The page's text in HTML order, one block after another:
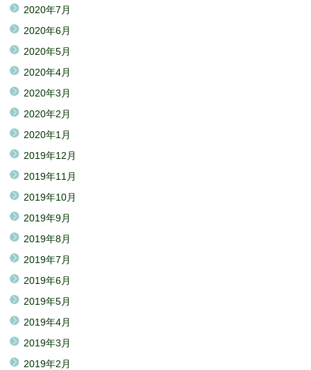
2020年7月
2020年6月
2020年5月
2020年4月
2020年3月
2020年2月
2020年1月
2019年12月
2019年11月
2019年10月
2019年9月
2019年8月
2019年7月
2019年6月
2019年5月
2019年4月
2019年3月
2019年2月